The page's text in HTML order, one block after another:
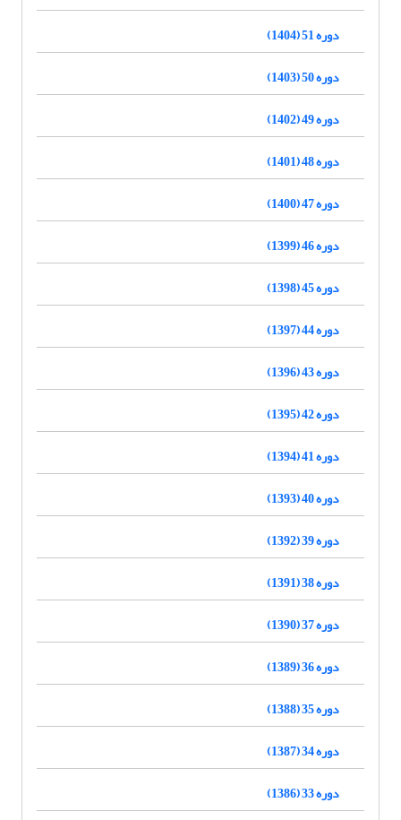
دوره 51 (1404)
دوره 50 (1403)
دوره 49 (1402)
دوره 48 (1401)
دوره 47 (1400)
دوره 46 (1399)
دوره 45 (1398)
دوره 44 (1397)
دوره 43 (1396)
دوره 42 (1395)
دوره 41 (1394)
دوره 40 (1393)
دوره 39 (1392)
دوره 38 (1391)
دوره 37 (1390)
دوره 36 (1389)
دوره 35 (1388)
دوره 34 (1387)
دوره 33 (1386)